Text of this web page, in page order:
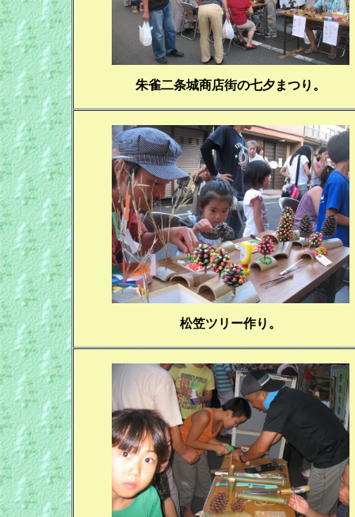
朱雀二条城商店街の七夕まつり。
松笠ツリー作り。